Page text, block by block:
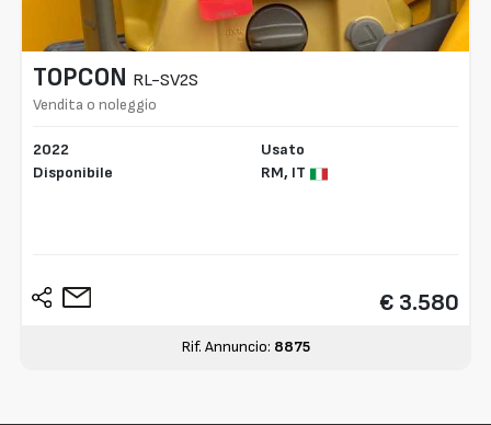
TOPCON RL-SV2S
Vendita o noleggio
2022
Disponibile
Usato
RM, IT
€ 3.580
Rif. Annuncio: 8875